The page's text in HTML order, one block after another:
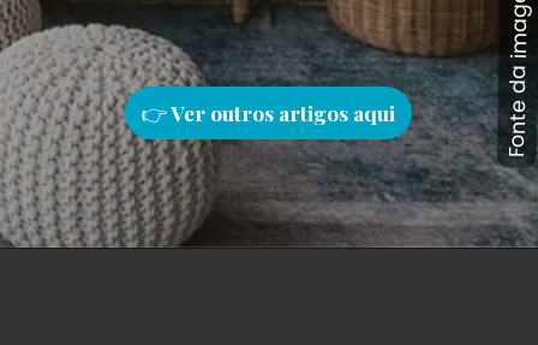
👉Ver outros artigos aqui